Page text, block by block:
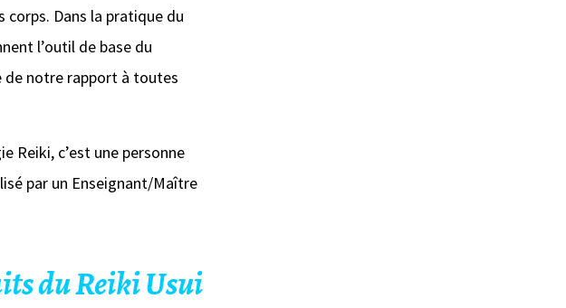
corps. Dans la pratique du
l’outil de base du
de notre rapport à toutes
Reiki, c’est une personne
par un Enseignant/Maître
duReiki Usui